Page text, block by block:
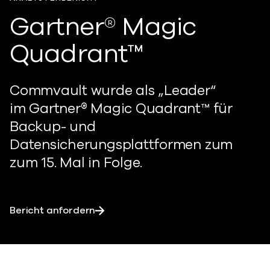
Gartner® Magic
Quadrant™
Commvault wurde als „Leader“
im Gartner® Magic Quadrant™ für
Backup- und
Datensicherungsplattformen zum
zum 15. Mal in Folge.
Bericht anfordern